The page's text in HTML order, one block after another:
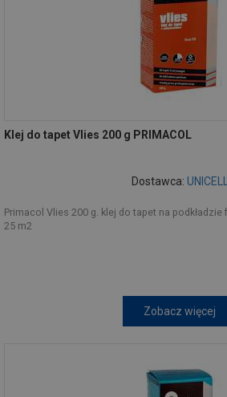
Klej do tapet Vlies 200 g PRIMACOL
Dostawca: UNICELL
Primacol Vlies 200 g. klej do tapet na
25 m2
Zobacz więcej